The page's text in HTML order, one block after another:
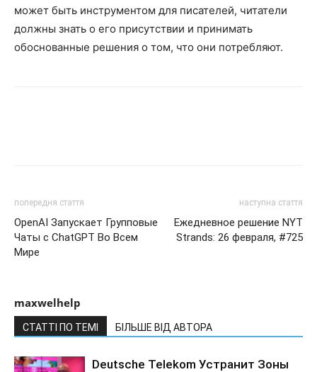
может быть инструментом для писателей, читатели
должны знать о его присутствии и принимать
обоснованные решения о том, что они потребляют.
попередня стаття
OpenAI Запускает Групповые
Чаты с ChatGPT Во Всем
Мире
наступна стаття
Ежедневное решение NYT
Strands: 26 февраля, #725
maxwelhelp
СТАТТІ ПО ТЕМІ БІЛЬШЕ ВІД АВТОРА
Deutsche Telekom Устранит Зоны